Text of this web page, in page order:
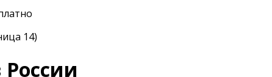
14)